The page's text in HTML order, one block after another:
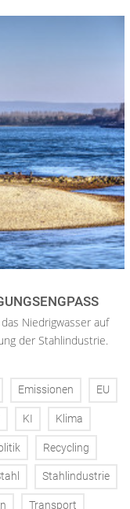
Niedrigwasser auf
der Stahlindustrie.
Emissionen EU
KI Klima
Recycling
Stahlindustrie
Transport